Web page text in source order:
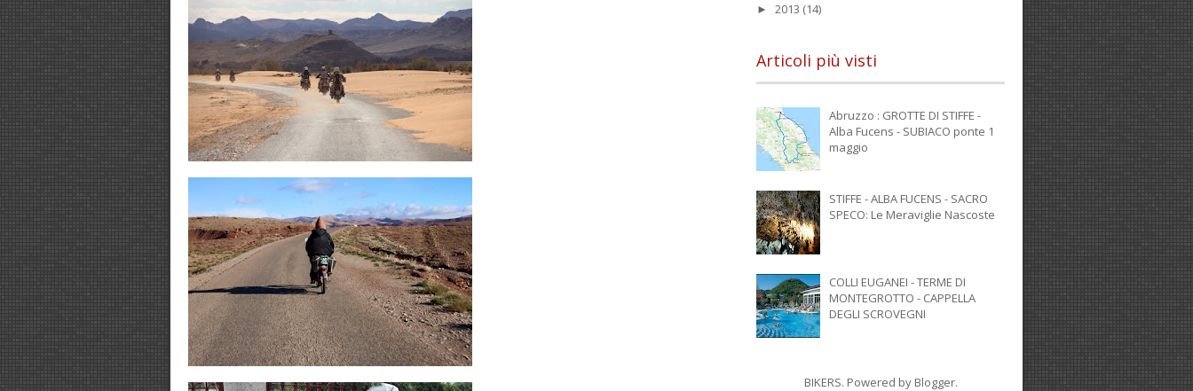
► 2013 (14)
Articoli più visti
Abruzzo : GROTTE DI STIFFE -
Alba Fucens - SUBIACO ponte 1
maggio
STIFFE - ALBA FUCENS - SACRO
SPECO: Le Meraviglie Nascoste
COLLI EUGANEI - TERME DI
MONTEGROTTO - CAPPELLA
DEGLI SCROVEGNI
BIKERS. Powered by Blogger.